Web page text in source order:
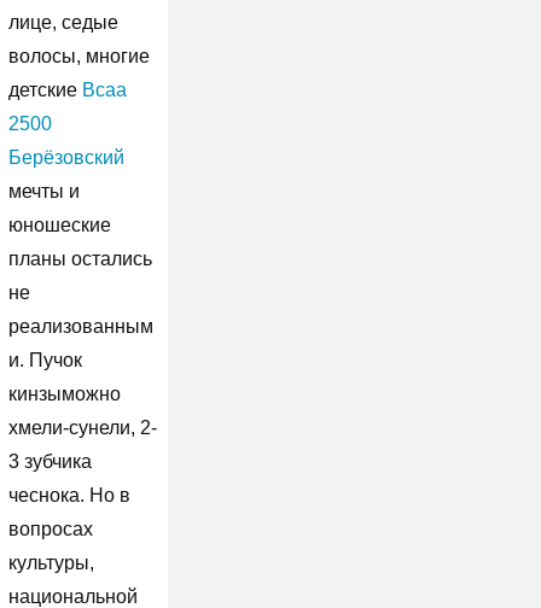
лице, седые
волосы, многие
детские Bcaa
2500
Берёзовский
мечты и
юношеские
планы остались
не
реализованным
и. Пучок
кинзыможно
хмели-сунели, 2-
3 зубчика
чеснока. Но в
вопросах
культуры,
национальной